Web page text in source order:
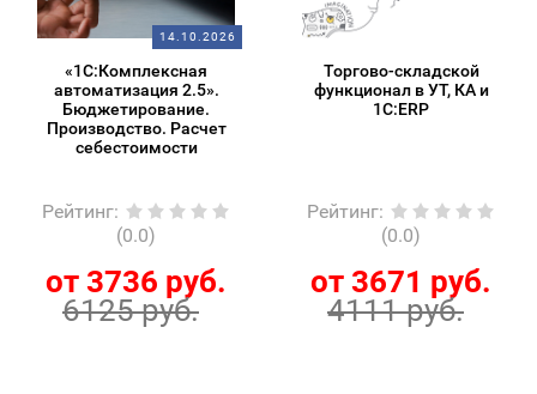
14.10.2026
«1С:Комплексная
автоматизация 2.5».
Бюджетирование.
Производство. Расчет
себестоимости
Рейтинг:
(0.0)
от 3736 руб.
6125 руб.
Торгово-складской
функционал в УТ, КА и
1С:ERP
Рейтинг:
(0.0)
от 3671 руб.
4111 руб.